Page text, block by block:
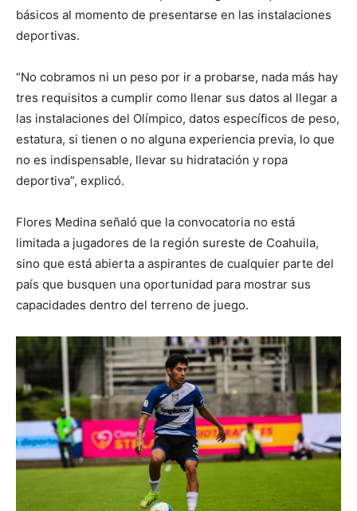
básicos al momento de presentarse en las instalaciones
deportivas.
“No cobramos ni un peso por ir a probarse, nada más hay
tres requisitos a cumplir como llenar sus datos al llegar a
las instalaciones del Olímpico, datos específicos de peso,
estatura, si tienen o no alguna experiencia previa, lo que
no es indispensable, llevar su hidratación y ropa
deportiva”, explicó.
Flores Medina señaló que la convocatoria no está
limitada a jugadores de la región sureste de Coahuila,
sino que está abierta a aspirantes de cualquier parte del
país que busquen una oportunidad para mostrar sus
capacidades dentro del terreno de juego.